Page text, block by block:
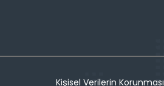
Kişisel Verilerin Korunması